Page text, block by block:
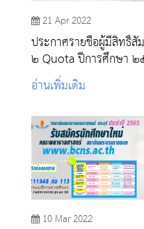
21 Apr 2022
ประกาศรายชื่อผู้มีสิทธิ์
๒ Quota ปีการศึกษา
อ่านเพิ่มเติม
10 Mar 2022